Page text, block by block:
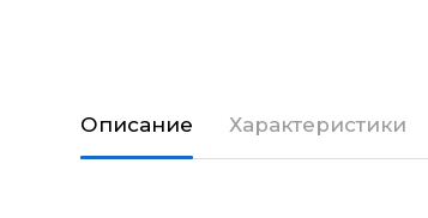
Описание Характеристики